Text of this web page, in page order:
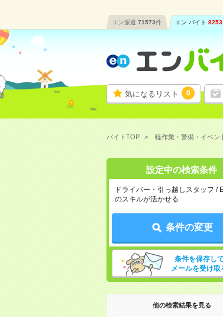
エン派遣 71573件 エン バイト
気になるリスト 0
バイトTOP 軽作業・警備・イベン
設定中の検索条件
ドライバー・引っ越しスタッフ /
のスキルが活かせる
条件の変更
条件を保存して
メールを受け取
他の検索結果を見る